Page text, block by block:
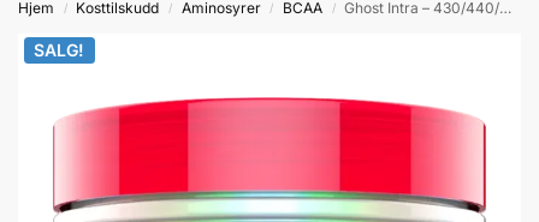
Hjem / Kosttilskudd / Aminosyrer / BCAA / Ghost Intra – 430/440/460g
SALG!